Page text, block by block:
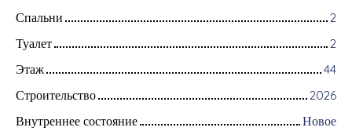
Спальни
2
Туалет
2
Этаж
44
Строительство
2026
Внутреннее состояние
Новое